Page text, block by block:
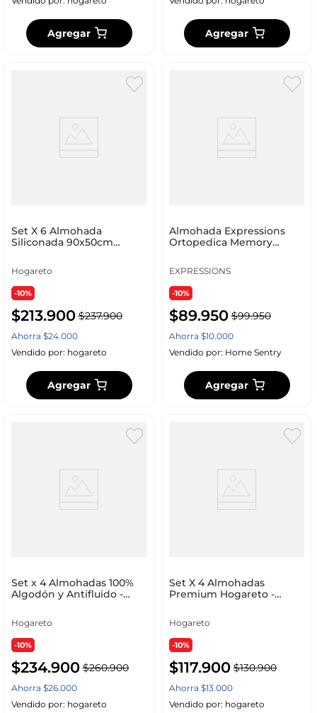
Agregar Agregar
Set X 6 Almohada
Siliconada 90x50cm
Hogareto
-10%
$213.900 $237.900
Ahorra $24.000
Vendido por: hogareto
Agregar
Almohada Expressions
Ortopedica Memory
Poliuretano
EXPRESSIONS
-10%
$89.950 $99.950
Ahorra $10.000
Vendido por: Home Sentry
Agregar
Set x 4 Almohadas 100%
Algodón y Antifluido -
Ganso
Hogareto
-10%
$234.900 $260.900
Ahorra $26.000
Vendido por: hogareto
Set X 4 Almohadas
Premium Hogareto -
Hogareto
-10%
$117.900 $130.900
Ahorra $13.000
Vendido por: hogareto